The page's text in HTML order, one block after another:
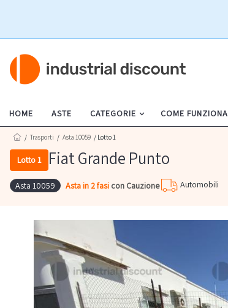
HOME ASTE CATEGORIE COME FUNZIONA
/ Trasporti / Asta 10059 / Lotto 1
Lotto 1 Fiat Grande Punto
Asta 10059 Asta in 2 fasi con Cauzione Automobili